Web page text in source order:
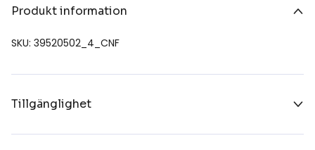
Produkt information
SKU: 39520502_4_CNF
Tillgänglighet